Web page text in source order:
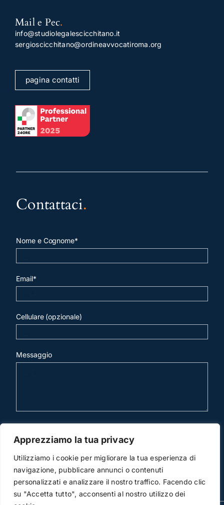
Apprezziamo la tua privacy
Utilizziamo i cookie per migliorare la tua esperienza di
navigazione, pubblicare annunci o contenuti
personalizzati e analizzare il nostro traffico. Facendo clic
su "Accetta tutto", acconsenti al nostro utilizzo dei
Mail e Pec.
info@studiolegalescicchitano.it
sergioscicchitano@ordineavvocatiroma.org
pagina contatti
Contattaci.
Nome e Cognome*
Email*
Cellulare (opzionale)
Messaggio